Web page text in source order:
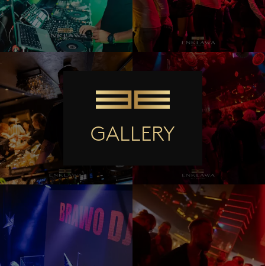
GALLERY